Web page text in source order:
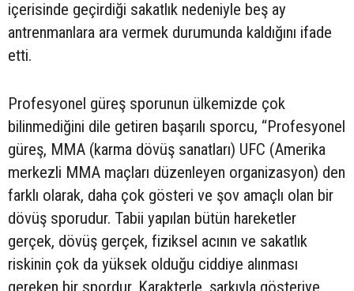
içerisinde geçirdiği sakatlık nedeniyle beş ay
antrenmanlara ara vermek durumunda kaldığını ifade
etti.
Profesyonel güreş sporunun ülkemizde çok
bilinmediğini dile getiren başarılı sporcu, “Profesyonel
güreş, MMA (karma dövüş sanatları) UFC (Amerika
merkezli MMA maçları düzenleyen organizasyon) den
farklı olarak, daha çok gösteri ve şov amaçlı olan bir
dövüş sporudur. Tabii yapılan bütün hareketler
gerçek, dövüş gerçek, fiziksel acının ve sakatlık
riskinin çok da yüksek olduğu ciddiye alınması
gereken bir spordur. Karakterle, şarkıyla gösteriye